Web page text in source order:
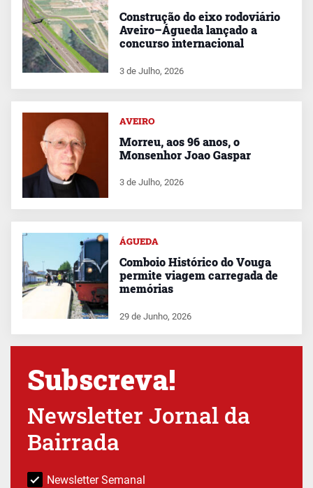
Construção do eixo rodoviário
Aveiro–Águeda lançado a
concurso internacional
3 de Julho, 2026
AVEIRO
Morreu, aos 96 anos, o
Monsenhor Joao Gaspar
3 de Julho, 2026
ÁGUEDA
Comboio Histórico do Vouga
permite viagem carregada de
memórias
29 de Junho, 2026
Subscreva!
Newsletter Jornal da
Bairrada
Newsletter Semanal